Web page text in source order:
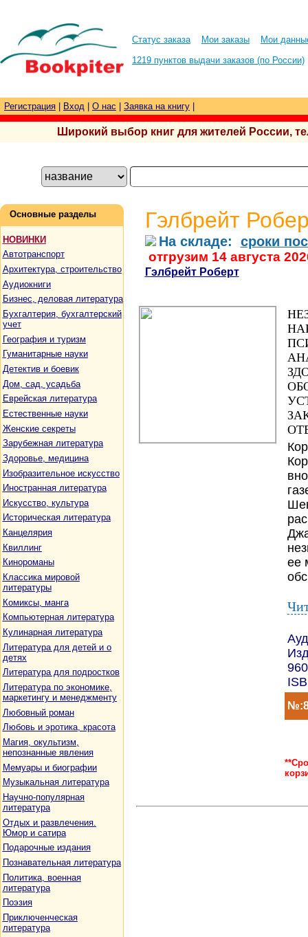
Статус заказа Мои заказы
Мои
1219 пунктов выдачи заказов (по России)
Регистрация Вход О нас Заявка на книгу
Широкий выбор книг для жителей России,
Основные разделы
НОВИНКИ
Автотранспорт
Архитектура, строительство
Аудиокниги
Бизнес, деловая литература
Бухгалтерия, бухгалтерский
учет
География и туризм
Гуманитарные науки
Детектив и боевик
Дом, сад, усадьба
Еврейская литература
Естественные науки
Женские секреты
Зарубежная литература
Здоровье, медицина
Изобразительное искусство
Иностранная литература
Искусство, культура
Историческая литература
Канцелярия
Квиллинг
Кинороманы
Классика мировой
литературы
Комиксы, манга
Компьютерная литература
Кулинарная литература
Литература для детей и о
детях
Литература для подростков
Литература по экономике,
маркетингу и менеджменту
Любовный роман
Любовь и эротика, красота
Магия, окультизм,
непознанные явления
Мемуары и биографии
Музыкальная литература
Научно-популярная
литература
Отдых и развлечения.
Юмор и сатира
Подарочные издания
Познавательная литература
Политика, военная
литература
Поэзия
Приключенческая
литература
Гэлбрейт
На складе: сроки
отгрузим 14 августа
Гэлбрейт Роберт
ее